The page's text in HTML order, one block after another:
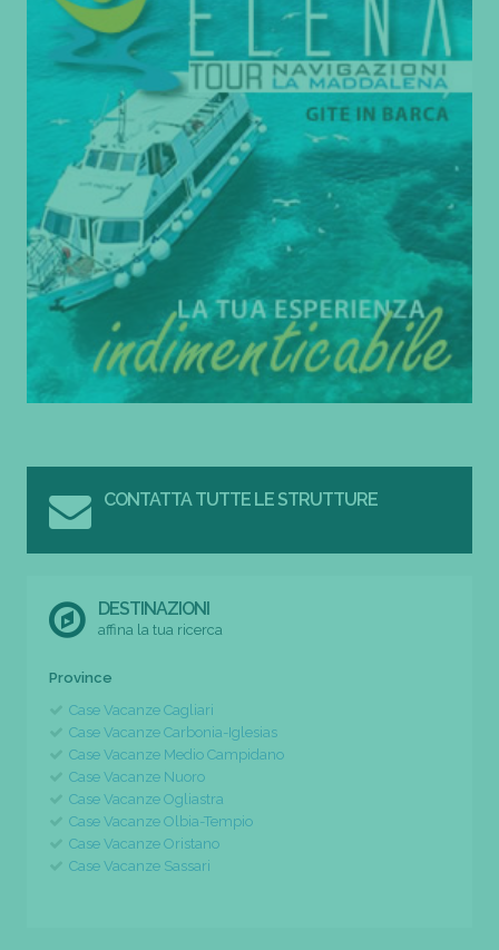
CONTATTA TUTTE LE STRUTTURE
DESTINAZIONI
affina la tua ricerca
Province
Case Vacanze Cagliari
Case Vacanze Carbonia-Iglesias
Case Vacanze Medio Campidano
Case Vacanze Nuoro
Case Vacanze Ogliastra
Case Vacanze Olbia-Tempio
Case Vacanze Oristano
Case Vacanze Sassari